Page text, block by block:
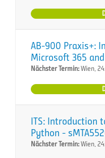
AB-900 Praxis+:
Microsoft 365
Nächster Termin:Wien,
ITS: Introduction
Python -
Nächster Termin:Wien,